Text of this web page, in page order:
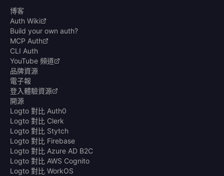
博客
Auth Wiki
Build your own auth?
MCP Auth
CLI Auth
YouTube 頻道
品牌資源
電子報
登入體驗資源
開源
Logto 對比 Auth0
Logto 對比 Clerk
Logto 對比 Stytch
Logto 對比 Firebase
Logto 對比 Azure AD B2C
Logto 對比 AWS Cognito
Logto 對比 WorkOS